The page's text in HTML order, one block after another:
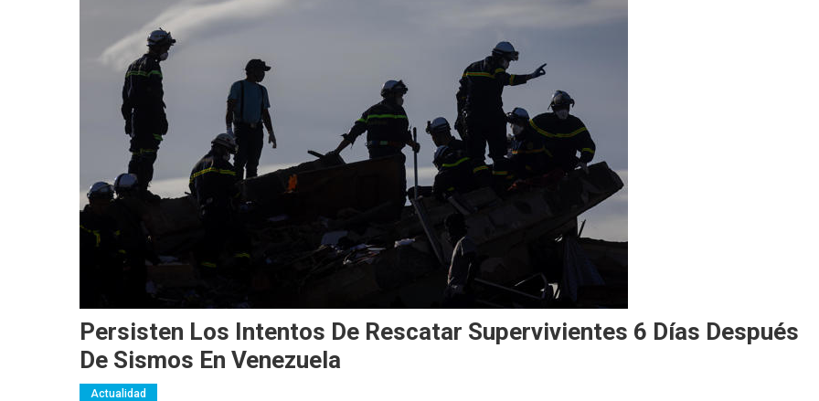
Persisten Los Intentos De Rescatar Supervivientes 6 Días Después
De Sismos En Venezuela
Actualidad